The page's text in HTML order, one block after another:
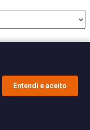
bySuperb WordPress
Entendi e aceito